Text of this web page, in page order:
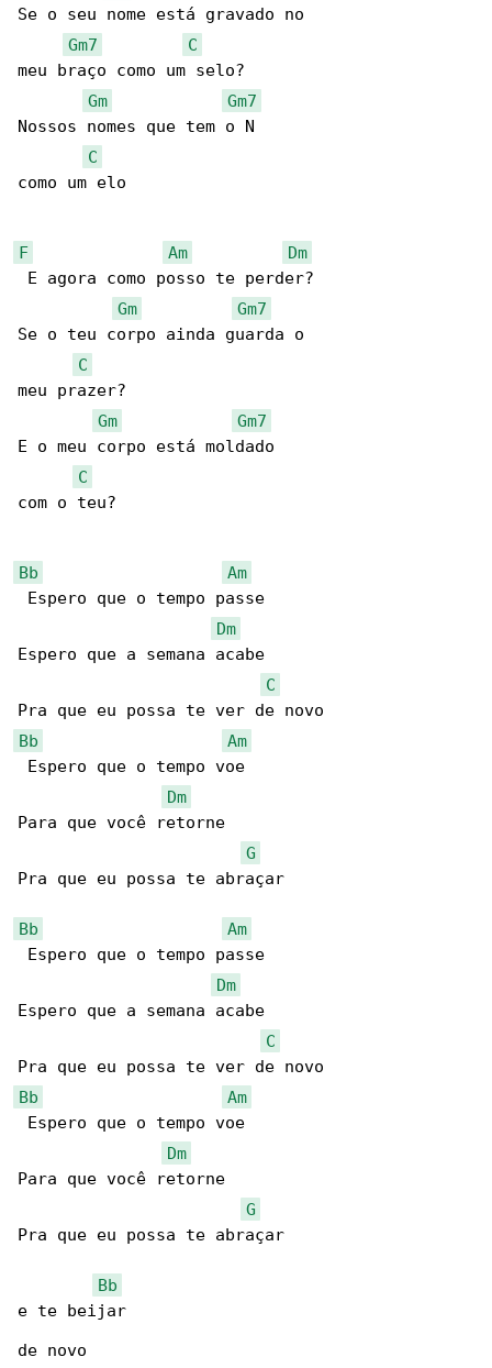
Se o seu nome está gravado no
Gm7
C
meu braço como um selo?
Gm
Gm7
Nossos nomes que tem o N
C
como um elo
F Am
Dm
E agora como posso te perder?
Gm
Gm7
Se o teu corpo ainda guarda o
C
meu prazer?
Gm
Gm7
E o meu corpo está moldado
C
com o teu?
Bb
Am
Espero que o tempo passe
Dm
Espero que a semana acabe
C
Bb
Am
Espero que o tempo voe
Dm
Para que você retorne
G
Pra que eu possa te abraçar
Bb
Am
Espero que o tempo passe
Dm
Espero que a semana acabe
C
Bb
Am
Espero que o tempo voe
Dm
Para que você retorne
G
Pra que eu possa te abraçar
Bb
e te beijar
de novo